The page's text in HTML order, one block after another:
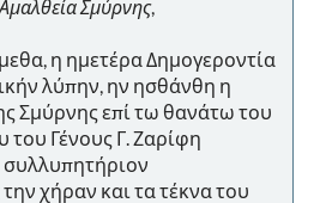
Αμαλθεία Σμύρνης,
η ημετέρα Δημογεροντία
λύπην, ην ησθάνθη η
Σμύρνης επί τω θανάτω του
Γένους Γ. Ζαρίφη
συλλυπητήριον
χήραν και τα τέκνα του